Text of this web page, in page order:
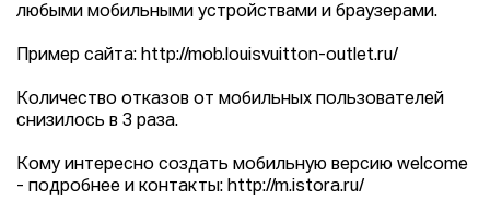
любыми мобильными устройствами и браузерами.
Пример сайта: http://mob.louisvuitton-outlet.ru/
Количество отказов от мобильных пользователей
снизилось в 3 раза.
Кому интересно создать мобильную версию welcome
- подробнее и контакты: http://m.istora.ru/